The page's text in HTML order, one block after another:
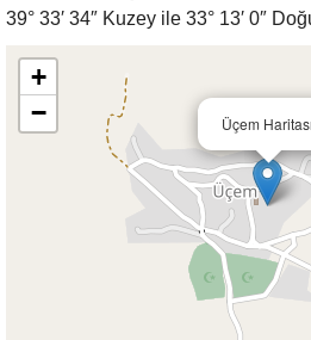
39° 33′ 34″ Kuzey ile 33° 13′ 0″
Üçem Haritası
+
−